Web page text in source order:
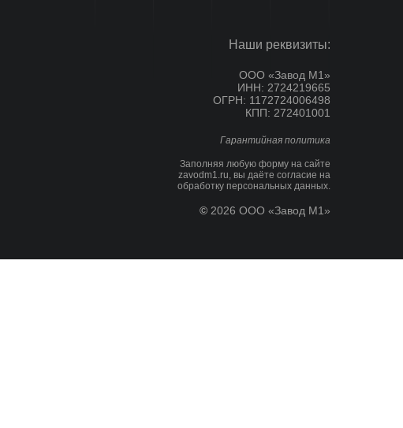
Наши реквизиты:
ООО «Завод М1»
ИНН: 2724219665
ОГРН: 1172724006498
КПП: 272401001
Заполняя любую форму на сайте
zavodm1.ru, вы даёте согласие на
обработку персональных данных.
Гарантийная политика
© 2026 ООО «Завод М1»